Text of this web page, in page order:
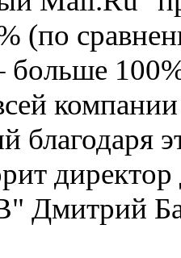
(по
больше
благодаря